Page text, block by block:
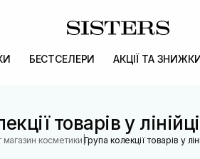
БЕСТСЕЛЕРИ АКЦІЇ ТА
товарів у
магазин косметики |Група колекції товарів у